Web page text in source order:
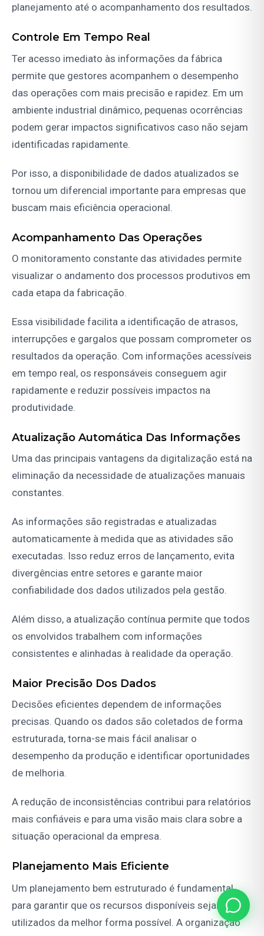
planejamento até o acompanhamento dos resultados.
Controle Em Tempo Real
Ter acesso imediato às informações da fábrica
permite que gestores acompanhem o desempenho
das operações com mais precisão e rapidez. Em um
ambiente industrial dinâmico, pequenas ocorrências
podem gerar impactos significativos caso não sejam
identificadas rapidamente.
Por isso, a disponibilidade de dados atualizados se
tornou um diferencial importante para empresas que
buscam mais eficiência operacional.
Acompanhamento Das Operações
O monitoramento constante das atividades permite
visualizar o andamento dos processos produtivos em
cada etapa da fabricação.
Essa visibilidade facilita a identificação de atrasos,
interrupções e gargalos que possam comprometer os
resultados da operação. Com informações acessíveis
em tempo real, os responsáveis conseguem agir
rapidamente e reduzir possíveis impactos na
produtividade.
Atualização Automática Das Informações
Uma das principais vantagens da digitalização está na
eliminação da necessidade de atualizações manuais
constantes.
As informações são registradas e atualizadas
automaticamente à medida que as atividades são
executadas. Isso reduz erros de lançamento, evita
divergências entre setores e garante maior
confiabilidade dos dados utilizados pela gestão.
Além disso, a atualização contínua permite que todos
os envolvidos trabalhem com informações
consistentes e alinhadas à realidade da operação.
Maior Precisão Dos Dados
Decisões eficientes dependem de informações
precisas. Quando os dados são coletados de forma
estruturada, torna-se mais fácil analisar o
desempenho da produção e identificar oportunidades
de melhoria.
A redução de inconsistências contribui para relatórios
mais confiáveis e para uma visão mais clara sobre a
situação operacional da empresa.
Planejamento Mais Eficiente
Um planejamento bem estruturado é fundamental
para garantir que os recursos disponíveis sejam
utilizados da melhor forma possível. A organização